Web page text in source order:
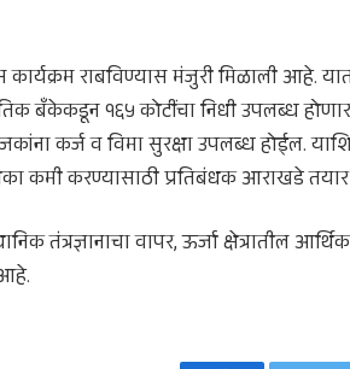
कार्यक्रम राबविण्यास मंजुरी मिळाली आहे.
बँकेकडून १६५ कोटींचा निधी उपलब्ध
कर्ज व विमा सुरक्षा उपलब्ध होईल.
कमी करण्यासाठी प्रतिबंधक आराखडे
तंत्रज्ञानाचा वापर, ऊर्जा क्षेत्रातील